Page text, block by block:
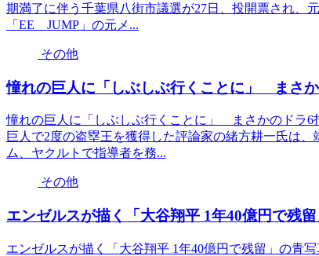
期満了に伴う千葉県八街市議選が27日、投開票され、
「EE JUMP」の元メ...
その他
憧れの巨人に「しぶしぶ行くことに」 まさ
憧れの巨人に「しぶしぶ行くことに」 まさかのドラ6
巨人で2度の盗塁王を獲得した評論家の緒方耕一氏は
ム、ヤクルトで指導者を務...
その他
エンゼルスが描く「大谷翔平 1年40億円で残
エンゼルスが描く「大谷翔平 1年40億円で残留」の青